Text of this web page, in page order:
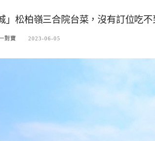
」松柏嶺三合院台菜，沒有訂位吃不
對寶 2023-06-05